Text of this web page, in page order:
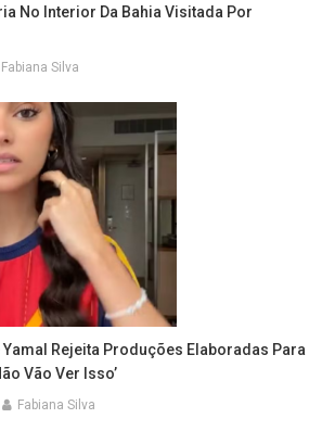
No Interior Da Bahia Visitada Por
Fabiana Silva
Rejeita Produções Elaboradas Para
Vão Ver Isso’
Fabiana Silva